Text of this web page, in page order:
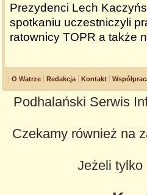
Prezydenci Lech
spotkaniu uczestniczyli
ratownicy TOPR a także
O Watrze Redakcja Kontakt
Podhalański Serwis
Czekamy również na
Jeżeli tylko